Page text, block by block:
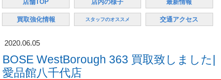
店舗TOP 店内の様子 最新情報
買取強化情報 スタッフのオススメ 交通アクセス
2020.06.05
BOSE WestBorough 363 買取致しました|
愛品館八千代店